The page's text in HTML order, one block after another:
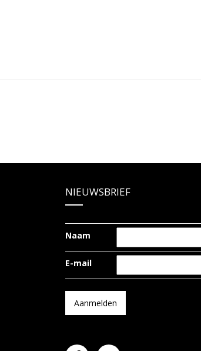
NIEUWSBRIEF
Naam
E-mail